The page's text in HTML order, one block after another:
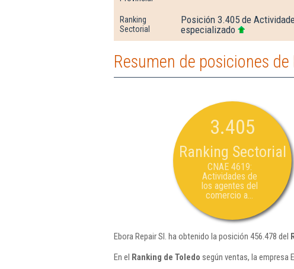
Ranking
Sectorial
Posición 3.405 de
especializado
Resumen de posiciones de
3.405
Ranking Sectorial
CNAE 4619:
Actividades de
los agentes del
comercio a...
Ebora Repair Sl. ha obtenido la posición 456.478 del
En el Ranking de Toledo según ventas, la empresa